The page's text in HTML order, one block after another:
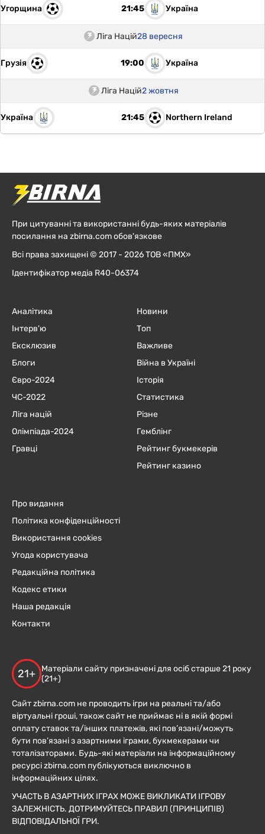
Угорщина 21:45 Україна
Ліга Націй28 вересня
Грузія 19:00 Україна
Ліга Націй2 жовтня
Україна 21:45 Northern Ireland
При цитуванні та використанні будь-яких матеріалів
посилання на zbirna.com обов'язкове
Всі права захищені © 2017 - 2026 ТОВ «ПМХ»
Ідентифікатор медіа R40-06374
Аналітика
Інтерв'ю
Ексклюзив
Блоги
Євро-2024
ЧC-2022
Ліга націй
Олімпіада-2024
Гравці
Новини
Топ
Важливе
Війна в Україні
Історія
Статистика
Різне
Гемблінг
Рейтинг букмекерів
Рейтинг казино
Про видання
Політика конфіденційності
Використання cookies
Угода користувача
Редакційна політика
Кодекс етики
Наша редакція
Контакти
21+
Матеріали сайту призначені для осіб старше 21 року
(21+)
Сайт zbirna.com не проводить ігри на реальні та/або
віртуальні гроші, також сайт не приймає ні в якій формі
оплату ставок та/інших платежів, які пов’язані/можуть
бути пов’язані з азартними іграми, букмекерами чи
тоталізаторами. Будь-які матеріали на інформаційному
ресурсі zbirna.com публікуються виключно в
інформаційних цілях.
УЧАСТЬ В АЗАРТНИХ ІГРАХ МОЖЕ ВИКЛИКАТИ ІГРОВУ
ЗАЛЕЖНІСТЬ. ДОТРИМУЙТЕСЬ ПРАВИЛ (ПРИНЦИПІВ)
ВІДПОВІДАЛЬНОЇ ГРИ.